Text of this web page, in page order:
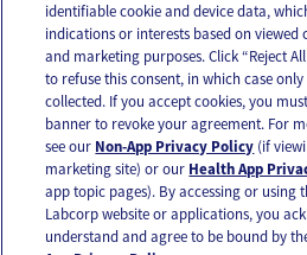
OUR APPS
FOLLOW US
identifiable cookie and device data,
indications or interests based on
and marketing purposes. Click “Reject
to refuse this consent, in which case
collected. If you accept cookies, you
banner to revoke your agreement. For
see our Non-App Privacy Policy (if
marketing site) or our Health App
app topic pages). By accessing or using
Labcorp website or applications, you
understand and agree to be bound by